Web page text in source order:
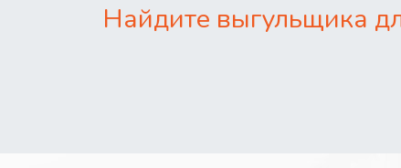
Найдите выгульщика